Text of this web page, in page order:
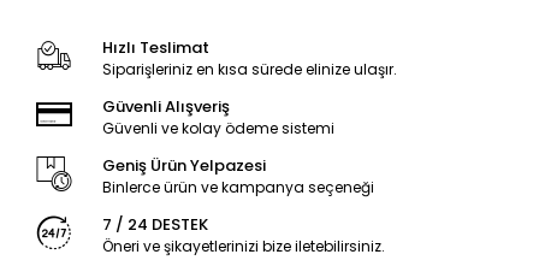
Hızlı Teslimat
Siparişleriniz en kısa sürede elinize ulaşır.
Güvenli Alışveriş
Güvenli ve kolay ödeme sistemi
Geniş Ürün Yelpazesi
Binlerce ürün ve kampanya seçeneği
7 / 24 DESTEK
Öneri ve şikayetlerinizi bize iletebilirsiniz.